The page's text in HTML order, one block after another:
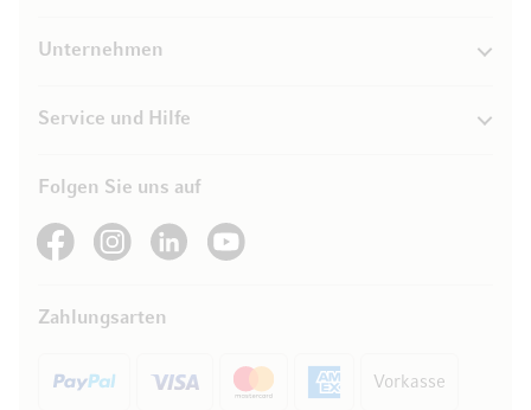
Unternehmen
Service und Hilfe
Folgen Sie uns auf
See our FacebookSee our Instagram account
See our LinkedInSee our YouTube channel
Zahlungsarten
Vorkasse